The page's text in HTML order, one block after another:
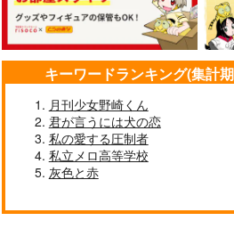
キーワードランキング(集計
月刊少女野崎くん
君が言うには犬の恋
私の愛する圧制者
私立メロ高等学校
灰色と赤